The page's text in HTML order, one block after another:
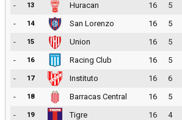
-
13 Huracan 16 5
-
14 San Lorenzo 16 5
-
15 Union 16 5
-
16 Racing Club 16 5
-
17 Instituto 16 6
-
18 Barracas Central 16 5
-
19 Tigre 16 4